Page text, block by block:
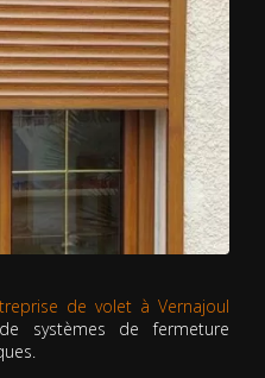
de volet à Vernajoul
systèmes de fermeture